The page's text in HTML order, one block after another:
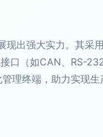
出强大实力。其采
口（如CAN、RS-
理终端，助力实现